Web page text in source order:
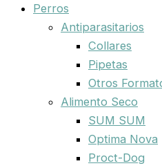
Perros
Antiparasitarios
Collares
Pipetas
Otros
Alimento Seco
SUM SUM
Optima Nova
Proct-Dog